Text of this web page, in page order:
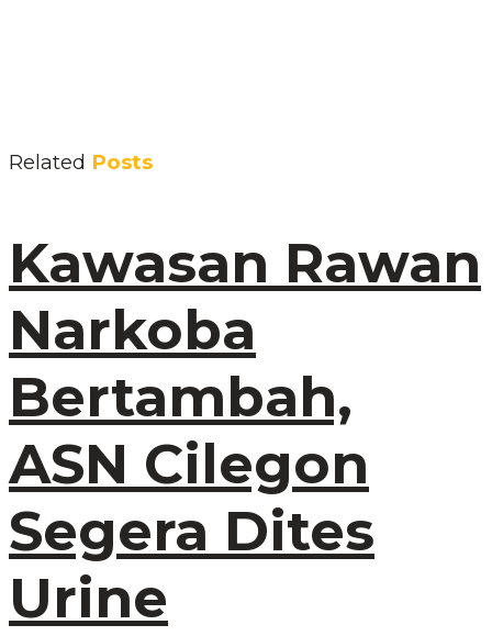
Related Posts
Kawasan Rawan
Narkoba
Bertambah,
ASN Cilegon
Segera Dites
Urine